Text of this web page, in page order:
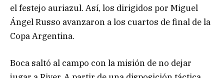
el festejo auriazul. Así, los dirigidos por Miguel
Ángel Russo avanzaron a los cuartos de final de la
Copa Argentina.
Boca saltó al campo con la misión de no dejar